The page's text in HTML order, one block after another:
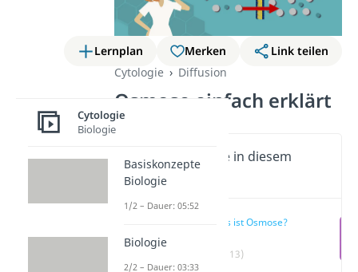
Lernplan Merken
Link teilen
Cytologie
Diffusion
Osmose einfach erklärt
Wichtige Inhalte in diesem
Video
Was ist Osmose?
(00:13)
Cytologie
Biologie
Basiskonzepte
Biologie
1/2 – Dauer: 05:52
Biologie
2/2 – Dauer: 03:33